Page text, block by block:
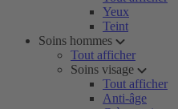
Yeux
Teint
Soins hommes
Tout afficher
Soins visage
Tout afficher
Anti-âge